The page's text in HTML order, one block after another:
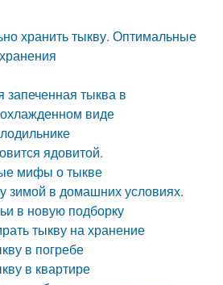
хранить тыкву. Оптимальные
запеченная тыква в
виде
ядовитой.
мифы о тыкве
зимой в домашних условиях.
в новую подборку
тыкву на хранение
в погребе
в квартире